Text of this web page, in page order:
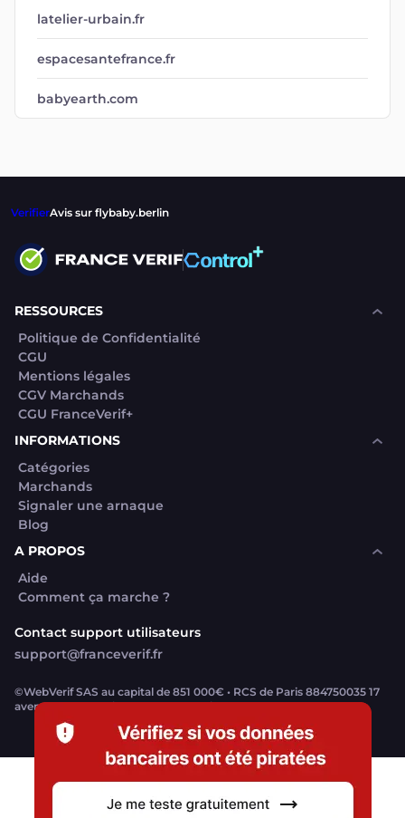
latelier-urbain.fr
espacesantefrance.fr
babyearth.com
VerifierAvis sur flybaby.berlin
RESSOURCES
Politique de Confidentialité
CGU
Mentions légales
CGV Marchands
CGU FranceVerif+
INFORMATIONS
Catégories
Marchands
Signaler une arnaque
Blog
A PROPOS
Aide
Comment ça marche ?
Contact support utilisateurs
support@franceverif.fr
©WebVerif SAS au capital de 851 000€ • RCS de Paris 884750035 17
avenue Jean Moulin, 93100 Montreuil, France